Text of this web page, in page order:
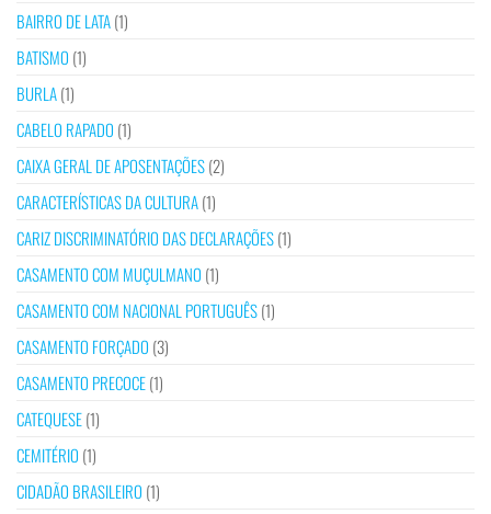
BAIRRO DE LATA(1)
BATISMO (1)
BURLA(1)
CABELO RAPADO (1)
CAIXA GERAL DE APOSENTAÇÕES(2)
CARACTERÍSTICAS DA CULTURA(1)
CARIZ DISCRIMINATÓRIO DAS DECLARAÇÕES(1)
CASAMENTO COM MUÇULMANO (1)
CASAMENTO COM NACIONAL PORTUGUÊS(1)
CASAMENTO FORÇADO (3)
CASAMENTO PRECOCE(1)
CATEQUESE(1)
CEMITÉRIO (1)
CIDADÃO BRASILEIRO (1)